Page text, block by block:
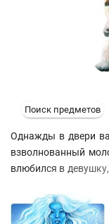
Поиск предметов
Однажды в двери
взволнованный
влюбился в
Единственный
потерянная ей